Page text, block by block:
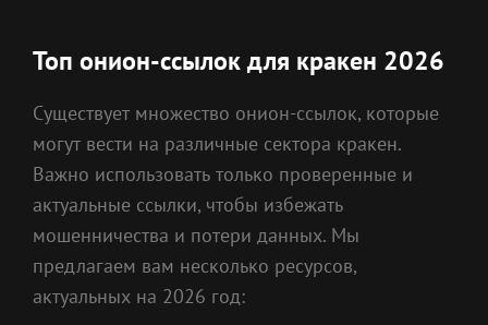
Топ онион-ссылок для кракен 2026
Существует множество онион-ссылок, которые
могут вести на различные сектора кракен.
Важно использовать только проверенные и
актуальные ссылки, чтобы избежать
мошенничества и потери данных. Мы
предлагаем вам несколько ресурсов,
актуальных на 2026 год: